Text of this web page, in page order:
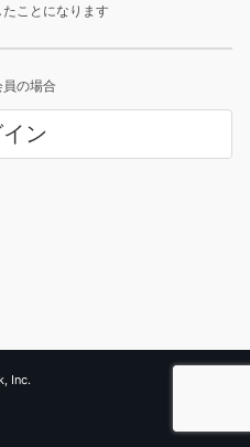
たことになります
の場合
ン
Inc.